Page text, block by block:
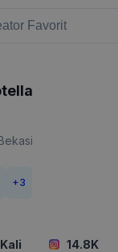
+3
Kali 14.8K